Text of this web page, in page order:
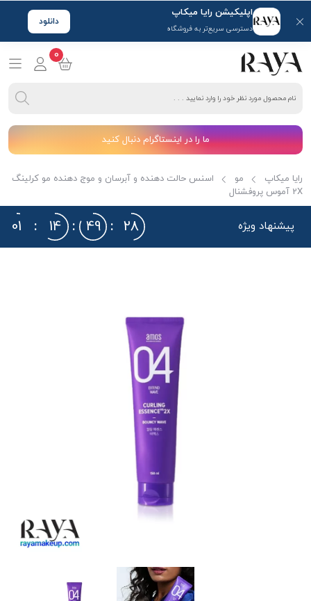
اپلیکیشن رایا میکاپ
دسترسی سریع‌تر به فروشگاه
دانلود
0
ما را در اینستاگرام دنبال کنید
رایا میکاپ مو
اسنس حالت دهنده و آبرسان و موج دهنده مو کرلینگ
2X آموس پروفشنال
پیشنهاد ویژه 01 : 14 : 49 : 27